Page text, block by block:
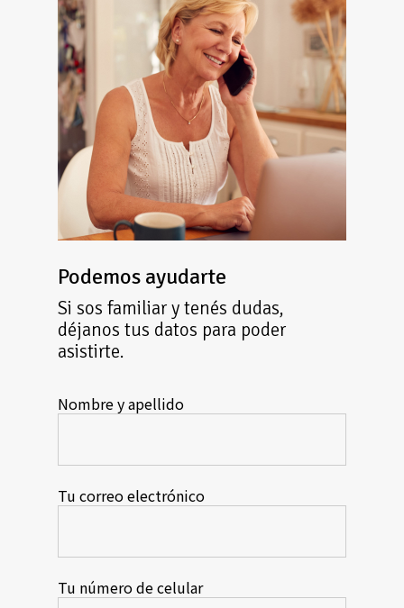
Podemos ayudarte
Si sos familiar y tenés dudas,
déjanos tus datos para poder
asistirte.
Nombre y apellido
Tu correo electrónico
Tu número de celular